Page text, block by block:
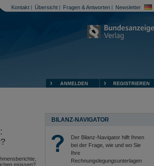
Kontakt Übersicht Fragen & Antworten Newsletter
müssen?
BILANZ-NAVIGATOR
Der Bilanz-Navigator hilft Ihnen
bei der Frage, wie und wo Sie
Ihre
Rechnungslegungsunterlagen